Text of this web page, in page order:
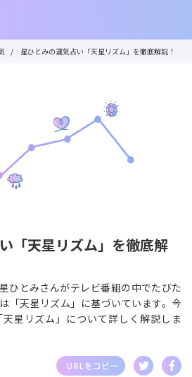
/ 星ひとみの運気占い「天星リズム」を徹底解説！
「天星リズム」を徹底解
ひとみさんがテレビ番組の中でたびた
「天星リズム」に基づいています。今
星リズム」について詳しく解説しま